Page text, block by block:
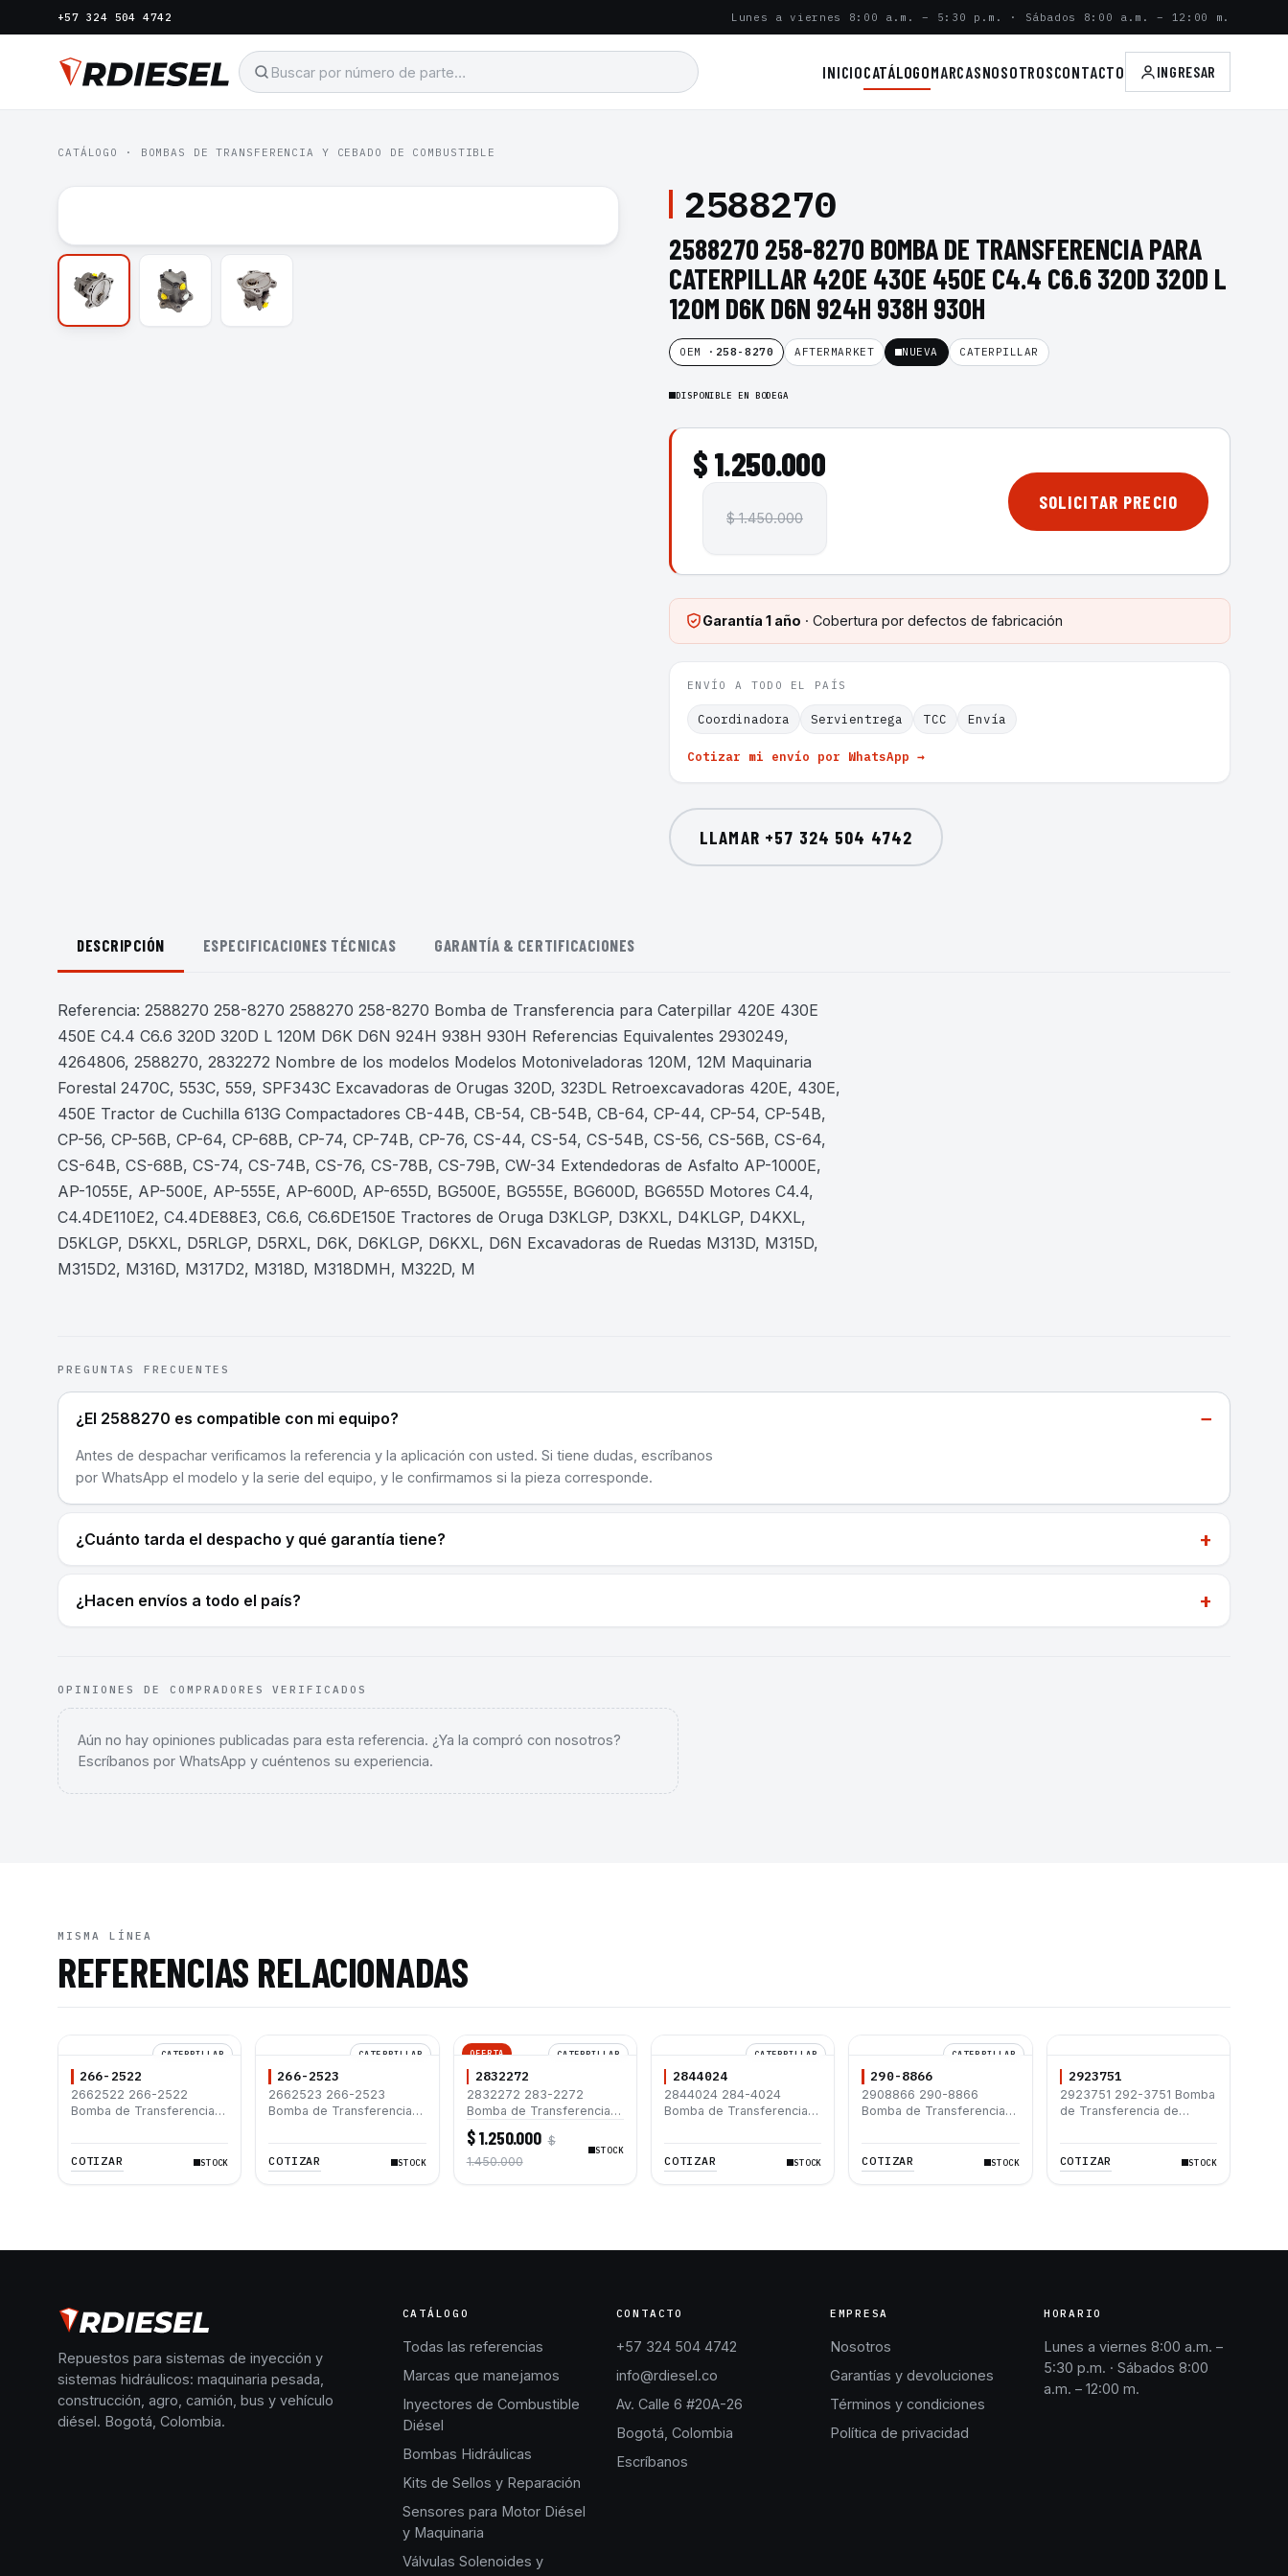
+57 324 504 4742 Lunes a viernes 8:00 a.m. – 5:30 p.m. · Sábados 8:00 a.m. – 12:00 m.
INICIOCATÁLOGOMARCASNOSOTROSCONTACTO INGRESAR
CATÁLOGO · BOMBAS DE TRANSFERENCIA Y CEBADO DE COMBUSTIBLE
2588270
2588270 258-8270 BOMBA DE TRANSFERENCIA PARA
CATERPILLAR 420E 430E 450E C4.4 C6.6 320D 320D L
120M D6K D6N 924H 938H 930H
OEM · 258-8270 AFTERMARKET NUEVA CATERPILLAR
DISPONIBLE EN BODEGA
$ 1.250.000
$ 1.450.000
SOLICITAR PRECIO
Garantía 1 año · Cobertura por defectos de fabricación
ENVÍO A TODO EL PAÍS
Coordinadora Servientrega TCC Envía
Cotizar mi envío por WhatsApp →
LLAMAR +57 324 504 4742
DESCRIPCIÓN ESPECIFICACIONES TÉCNICAS GARANTÍA & CERTIFICACIONES
Referencia: 2588270 258-8270 2588270 258-8270 Bomba de Transferencia para Caterpillar 420E 430E
450E C4.4 C6.6 320D 320D L 120M D6K D6N 924H 938H 930H Referencias Equivalentes 2930249,
4264806, 2588270, 2832272 Nombre de los modelos Modelos Motoniveladoras 120M, 12M Maquinaria
Forestal 2470C, 553C, 559, SPF343C Excavadoras de Orugas 320D, 323DL Retroexcavadoras 420E, 430E,
450E Tractor de Cuchilla 613G Compactadores CB-44B, CB-54, CB-54B, CB-64, CP-44, CP-54, CP-54B,
CP-56, CP-56B, CP-64, CP-68B, CP-74, CP-74B, CP-76, CS-44, CS-54, CS-54B, CS-56, CS-56B, CS-64,
CS-64B, CS-68B, CS-74, CS-74B, CS-76, CS-78B, CS-79B, CW-34 Extendedoras de Asfalto AP-1000E,
AP-1055E, AP-500E, AP-555E, AP-600D, AP-655D, BG500E, BG555E, BG600D, BG655D Motores C4.4,
C4.4DE110E2, C4.4DE88E3, C6.6, C6.6DE150E Tractores de Oruga D3KLGP, D3KXL, D4KLGP, D4KXL,
D5KLGP, D5KXL, D5RLGP, D5RXL, D6K, D6KLGP, D6KXL, D6N Excavadoras de Ruedas M313D, M315D,
M315D2, M316D, M317D2, M318D, M318DMH, M322D, M
PREGUNTAS FRECUENTES
¿El 2588270 es compatible con mi equipo? −
Antes de despachar verificamos la referencia y la aplicación con usted. Si tiene dudas, escríbanos
por WhatsApp el modelo y la serie del equipo, y le confirmamos si la pieza corresponde.
¿Cuánto tarda el despacho y qué garantía tiene? +
¿Hacen envíos a todo el país? +
OPINIONES DE COMPRADORES VERIFICADOS
Aún no hay opiniones publicadas para esta referencia. ¿Ya la compró con nosotros?
Escríbanos por WhatsApp y cuéntenos su experiencia.
MISMA LÍNEA
REFERENCIAS RELACIONADAS
CATERPILLAR
266-2522
2662522 266-2522
Bomba de Transferencia
D8T D9T 735C 745C
988G 980H
COTIZAR STOCK
CATERPILLAR
266-2523
2662523 266-2523
Bomba de Transferencia
631G 966H 972H
COTIZAR STOCK
OFERTA CATERPILLAR
2832272
2832272 283-2272
Bomba de Transferencia
para Caterpillar 420E 430E
450E C4.4 C6.6 320D
320D L 120M D6K D6N
$ 1.250.000 $
1.450.000
STOCK
CATERPILLAR
2844024
2844024 284-4024
Bomba de Transferencia
C6.6 Excavadora 312D
312D L 315D L 320D 320D
COTIZAR STOCK
CATERPILLAR
290-8866
2908866 290-8866
Bomba de Transferencia
D8T D9T 735C 745C
988G 980H
COTIZAR STOCK
2923751
2923751 292-3751 Bomba
de Transferencia de
Excavadora 312D 312D L
315D L 320D 320D L
COTIZAR STOCK
Repuestos para sistemas de inyección y
sistemas hidráulicos: maquinaria pesada,
construcción, agro, camión, bus y vehículo
diésel. Bogotá, Colombia.
CATÁLOGO
Todas las referencias
Marcas que manejamos
Inyectores de Combustible
Diésel
Bombas Hidráulicas
Kits de Sellos y Reparación
Sensores para Motor Diésel
y Maquinaria
Válvulas Solenoides y
CONTACTO
+57 324 504 4742
info@rdiesel.co
Av. Calle 6 #20A-26
Bogotá, Colombia
Escríbanos
EMPRESA
Nosotros
Garantías y devoluciones
Términos y condiciones
Política de privacidad
HORARIO
Lunes a viernes 8:00 a.m. –
5:30 p.m. · Sábados 8:00
a.m. – 12:00 m.